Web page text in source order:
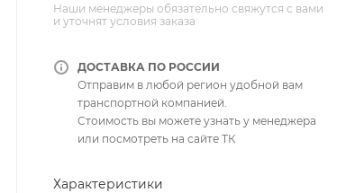
Наши менеджеры обязательно свяжутся с вами
и уточнят условия заказа
ДОСТАВКА ПО РОССИИ
Отправим в любой регион удобной вам
транспортной компанией.
Стоимость вы можете узнать у менеджера
или посмотреть на сайте ТК
Характеристики